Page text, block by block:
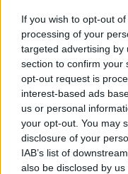
If you wish to opt-out
processing of your
targeted advertising by
section to confirm your
opt-out request is
interest-based ads
us or personal
your opt-out. You may
disclosure of your
IAB’s list of
also be disclosed by
Αθήνα :
Γενική Εφορεία
Ημ/νια Έκδοσης:
A/A:/ 2023